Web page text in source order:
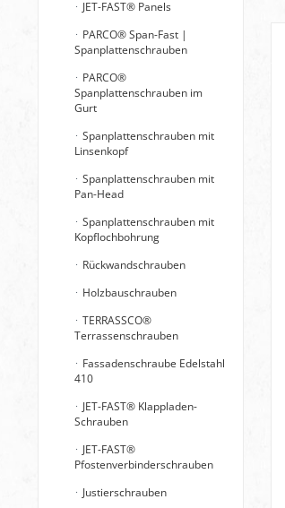
JET-FAST® Panels
PARCO® Span-Fast |
Spanplattenschrauben
PARCO®
Spanplattenschrauben im
Gurt
Spanplattenschrauben mit
Linsenkopf
Spanplattenschrauben mit
Pan-Head
Spanplattenschrauben mit
Kopflochbohrung
Rückwandschrauben
Holzbauschrauben
TERRASSCO®
Terrassenschrauben
Fassadenschraube Edelstahl
410
JET-FAST® Klappladen-
Schrauben
JET-FAST®
Pfostenverbinderschrauben
Justierschrauben